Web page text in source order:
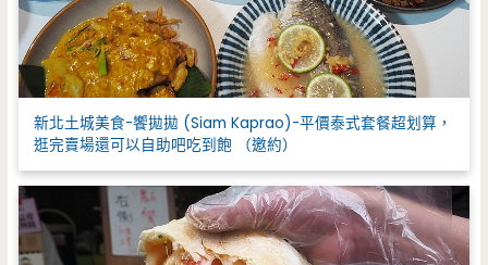
新北土城美食-饗拋拋 (Siam Kaprao)-平價泰式套餐超划算，
逛完賣場還可以自助吧吃到飽 （邀約）